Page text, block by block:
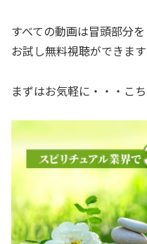
すべての動画は冒頭部分を
お試し無料視聴ができます
まずはお気軽に・・・こ